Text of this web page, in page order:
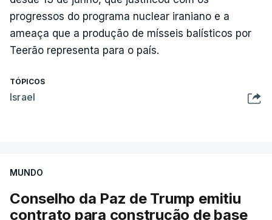
progressos do programa nuclear iraniano e a
ameaça que a produção de mísseis balísticos por
Teerão representa para o país.
TÓPICOS
Israel
MUNDO
Conselho da Paz de Trump emitiu
contrato para construção de base